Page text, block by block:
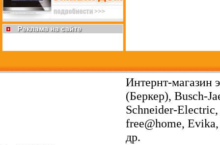
Интернт-магазин
(Беркер), Busch-
Schneider-
free@home,
др.